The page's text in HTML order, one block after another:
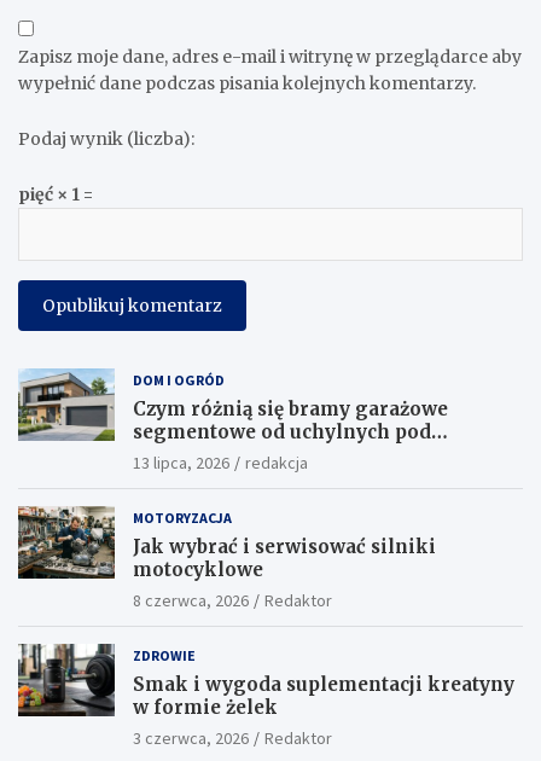
Zapisz moje dane, adres e-mail i witrynę w przeglądarce aby
wypełnić dane podczas pisania kolejnych komentarzy.
Podaj wynik (liczba):
pięć × 1 =
DOM I OGRÓD
Czym różnią się bramy garażowe
segmentowe od uchylnych pod
względem funkcjonalności?
13 lipca, 2026 redakcja
MOTORYZACJA
Jak wybrać i serwisować silniki
motocyklowe
8 czerwca, 2026 Redaktor
ZDROWIE
Smak i wygoda suplementacji kreatyny
w formie żelek
3 czerwca, 2026 Redaktor